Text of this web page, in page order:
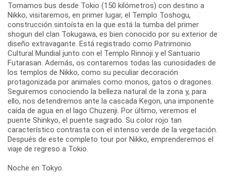
Tomamos bus desde Tokio (150 kilómetros) con destino a
Nikko, visitaremos, en primer lugar, el Templo Toshogu,
construcción sintoísta en la que está la tumba del primer
shogun del clan Tokugawa, es bien conocido por su exterior de
diseño extravagante. Está registrado como Patrimonio
Cultural Mundial junto con el Templo Rinnoji y el Santuario
Futarasan. Además, os contaremos todas las curiosidades de
los templos de Nikko, como su peculiar decoración
protagonizada por animales como monos, gatos o dragones.
Seguiremos conociendo la belleza natural de la zona y, para
ello, nos detendremos ante la cascada Kegon, una imponente
caída de agua en el lago Chuzenji. Por último, veremos el
puente Shinkyo, el puente sagrado. Su color rojo tan
característico contrasta con el intenso verde de la vegetación.
Después de este completo tour por Nikko, emprenderemos el
viaje de regreso a Tokio.
Noche en Tokyo.